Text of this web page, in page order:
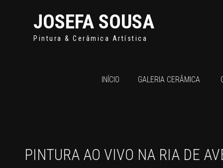
JOSEFA SOUSA
Pintura & Cerâmica Artística
INÍCIO GALERIA CERÂMICA
PINTURA AO VIVO NA RIA DE